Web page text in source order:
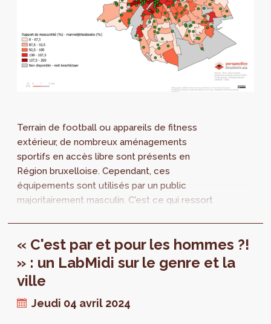
Terrain de football ou appareils de fitness
extérieur, de nombreux aménagements
sportifs en accès libre sont présents en
Région bruxelloise. Cependant, ces
équipements sont utilisés par un public
majoritairement masculin. C'est ce qui ressort
fonction du type d’équipement sportif et de
leur aménagement.
« C'est par et pour les hommes ?!
» : un LabMidi sur le genre et la
ville
Jeudi 04 avril 2024